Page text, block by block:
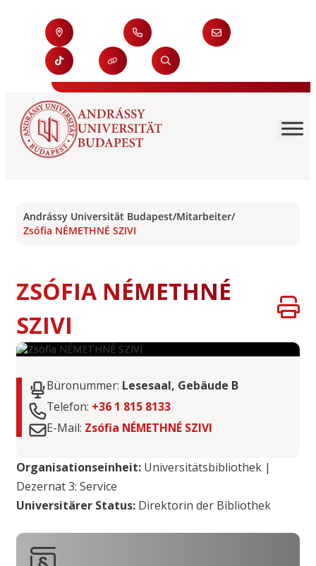
Andrássy Universität Budapest/Mitarbeiter/
Zsófia NÉMETHNÉ SZIVI
ZSÓFIA NÉMETHNÉ
SZIVI
Büronummer: Lesesaal, Gebäude B
Telefon: +36 1 815 8133
E-Mail: Zsófia NÉMETHNÉ SZIVI
Organisationseinheit: Universitätsbibliothek |
Dezernat 3: Service
Universitärer Status: Direktorin der Bibliothek